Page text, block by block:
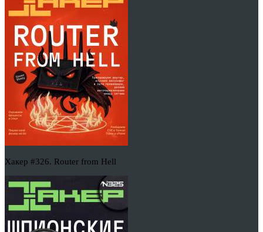
Хакер #326. Router from Hell